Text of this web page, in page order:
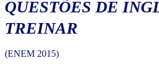
QUESTÕES DE
TREINAR
(ENEM 2015)